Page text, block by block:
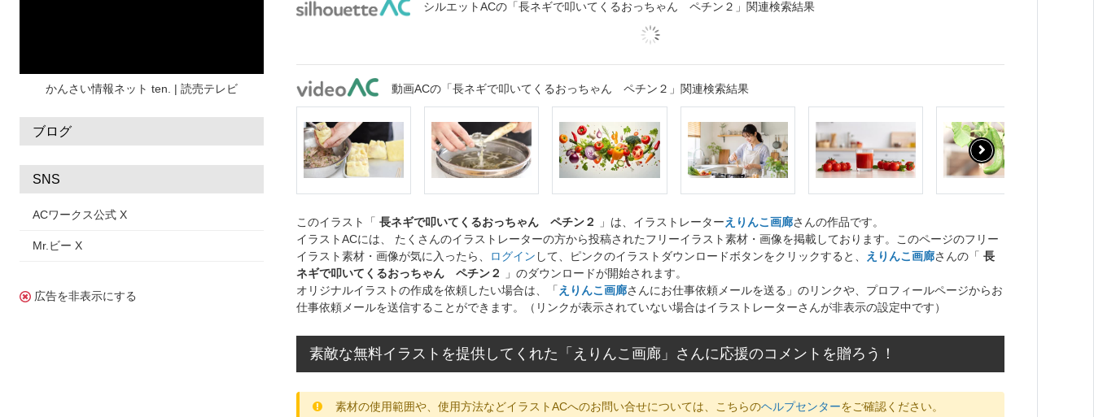
かんさい情報ネット ten. | 読売テレビ
ブログ
SNS
ACワークス公式 X
Mr.ビー X
広告を非表示にする
シルエットACの「長ネギで叩いてくるおっちゃん ペチン２」関連検索結果
動画ACの「長ネギで叩いてくるおっちゃん ペチン２」関連検索結果
このイラスト「 長ネギで叩いてくるおっちゃん ペチン２ 」は、イラストレーターえりんこ画廊さんの作品です。
イラストACには、 たくさんのイラストレーターの方から投稿されたフリーイラスト素材・画像を掲載しております。このページのフリー
イラスト素材・画像が気に入ったら、
ログイン して、ピンクのイラストダウンロードボタンをクリックすると、 えりんこ画廊さんの「 長
ネギで叩いてくるおっちゃん ペチン２
」のダウンロードが開始されます。
オリジナルイラストの作成を依頼したい場合は、「えりんこ画廊さんにお仕事依頼メールを送る」のリンクや、プロフィールページからお
仕事依頼メールを送信することができます。（リンクが表示されていない場合はイラストレーターさんが非表示の設定中です）
素敵な無料イラストを提供してくれた「えりんこ画廊」さんに応援のコメントを贈ろう！
素材の使用範囲や、使用方法などイラストACへのお問い合せについては、こちらのヘルプセンターをご確認ください。